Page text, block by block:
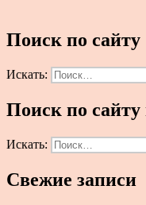
Поиск по сайту
Искать:
Поиск по
Искать:
Свежие записи